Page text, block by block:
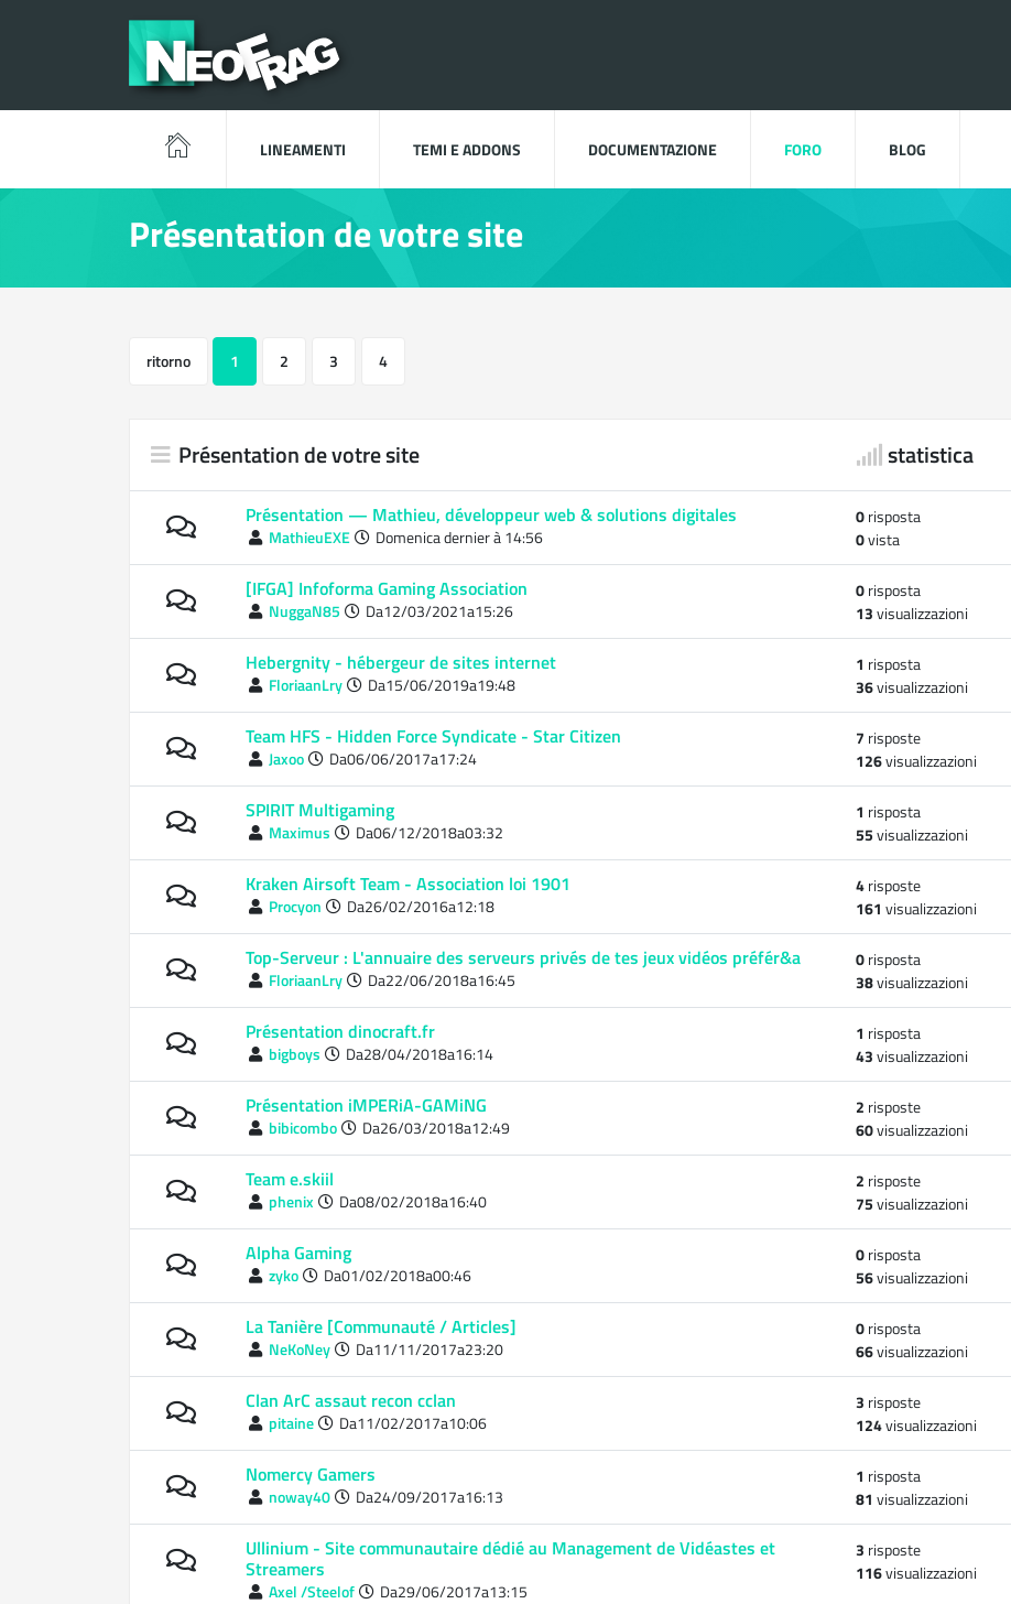
LINEAMENTI TEMI E ADDONS DOCUMENTAZIONE FORO BLOG
Présentation de votre site
ritorno 1 2 3 4
Présentation de votre site statistica
Présentation — Mathieu, développeur web & solutions digitales
MathieuEXE Domenica dernier à 14:56
0risposta
0vista
[IFGA] Infoforma Gaming Association
NuggaN85 Da12/03/2021a15:26
0risposta
13visualizzazioni
Hebergnity - hébergeur de sites internet
FloriaanLry Da15/06/2019a19:48
1 risposta
36visualizzazioni
Team HFS - Hidden Force Syndicate - Star Citizen
Jaxoo Da06/06/2017a17:24
7 risposte
126visualizzazioni
SPIRIT Multigaming
Maximus Da06/12/2018a03:32
1 risposta
55visualizzazioni
Kraken Airsoft Team - Association loi 1901
Procyon Da26/02/2016a12:18
4risposte
161 visualizzazioni
Top-Serveur : L'annuaire des serveurs privés de tes jeux vidéos préfér&a
FloriaanLry Da22/06/2018a16:45
0risposta
38visualizzazioni
Présentation dinocraft.fr
bigboys Da28/04/2018a16:14
1 risposta
43visualizzazioni
Présentation iMPERiA-GAMiNG
bibicombo Da26/03/2018a12:49
2 risposte
60visualizzazioni
Team e.skiil
phenix Da08/02/2018a16:40
2 risposte
75visualizzazioni
Alpha Gaming
zyko Da01/02/2018a00:46
0risposta
56visualizzazioni
La Tanière [Communauté / Articles]
NeKoNey Da11/11/2017a23:20
0risposta
66visualizzazioni
Clan ArC assaut recon cclan
pitaine Da11/02/2017a10:06
3 risposte
124visualizzazioni
Nomercy Gamers
noway40 Da24/09/2017a16:13
1 risposta
81 visualizzazioni
Ullinium - Site communautaire dédié au Management de Vidéastes et
Streamers
Axel /Steelof Da29/06/2017a13:15
3 risposte
116visualizzazioni